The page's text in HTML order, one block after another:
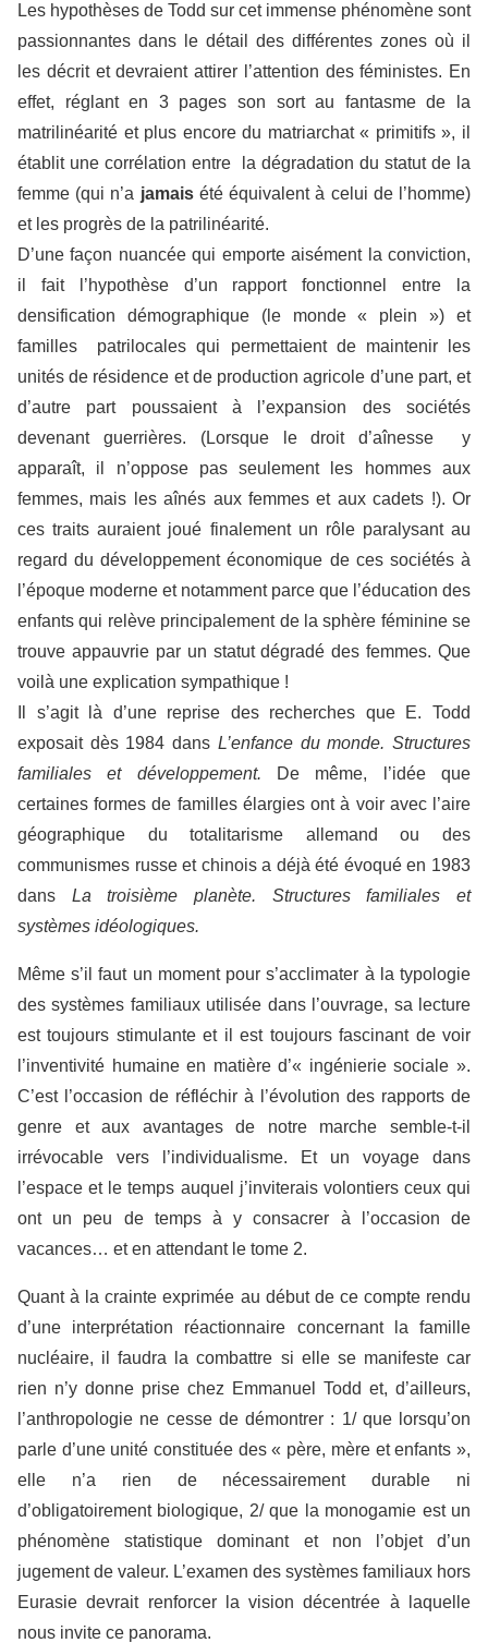
Les hypothèses de Todd sur cet immense phénomène sont
passionnantes dans le détail des différentes zones où il
les décrit et devraient attirer l’attention des féministes. En
effet, réglant en 3 pages son sort au fantasme de la
matrilinéarité et plus encore du matriarchat « primitifs », il
établit une corrélation entre la dégradation du statut de la
femme (qui n’a jamaisété équivalent à celui de l’homme)
et les progrès de la patrilinéarité.
D’une façon nuancée qui emporte aisément la conviction,
il fait l’hypothèse d’un rapport fonctionnel entre la
densification démographique (le monde « plein ») et
familles patrilocales qui permettaient de maintenir les
unités de résidence et de production agricole d’une part, et
d’autre part poussaient à l’expansion des sociétés
devenant guerrières. (Lorsque le droit d’aînesse y
apparaît, il n’oppose pas seulement les hommes aux
femmes, mais les aînés aux femmes et aux cadets !). Or
ces traits auraient joué finalement un rôle paralysant au
regard du développement économique de ces sociétés à
l’époque moderne et notamment parce que l’éducation des
enfants qui relève principalement de la sphère féminine se
trouve appauvrie par un statut dégradé des femmes. Que
voilà une explication sympathique !
Il s’agit là d’une reprise des recherches que E. Todd
exposait dès 1984 dans L’enfance du monde. Structures
familiales et développement.
De même, l’idée que
certaines formes de familles élargies ont à voir avec l’aire
géographique du totalitarisme allemand ou des
communismes russe et chinois a déjà été évoqué en 1983
dans La troisième planète. Structures familiales et
systèmes idéologiques.
Même s’il faut un moment pour s’acclimater à la typologie
des systèmes familiaux utilisée dans l’ouvrage, sa lecture
est toujours stimulante et il est toujours fascinant de voir
l’inventivité humaine en matière d’« ingénierie sociale ».
C’est l’occasion de réfléchir à l’évolution des rapports de
genre et aux avantages de notre marche semble-t-il
irrévocable vers l’individualisme. Et un voyage dans
l’espace et le temps auquel j’inviterais volontiers ceux qui
ont un peu de temps à y consacrer à l’occasion de
vacances… et en attendant le tome 2.
Quant à la crainte exprimée au début de ce compte rendu
d’une interprétation réactionnaire concernant la famille
nucléaire, il faudra la combattre si elle se manifeste car
rien n’y donne prise chez Emmanuel Todd et, d’ailleurs,
l’anthropologie ne cesse de démontrer : 1/ que lorsqu’on
parle d’une unité constituée des « père, mère et enfants »,
elle n’a rien de nécessairement durable ni
d’obligatoirement biologique, 2/ que la monogamie est un
phénomène statistique dominant et non l’objet d’un
jugement de valeur. L’examen des systèmes familiaux hors
Eurasie devrait renforcer la vision décentrée à laquelle
nous invite ce panorama.